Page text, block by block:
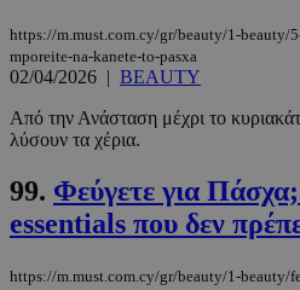
https://m.must.com.cy/gr/beauty/1-beauty/
mporeite-na-kanete-to-pasxa
02/04/2026 | BEAUTY
Από την Ανάσταση μέχρι το
λύσουν τα χέρια.
99. Φεύγετε για
essentials που δεν
https://m.must.com.cy/gr/beauty/1-beauty/